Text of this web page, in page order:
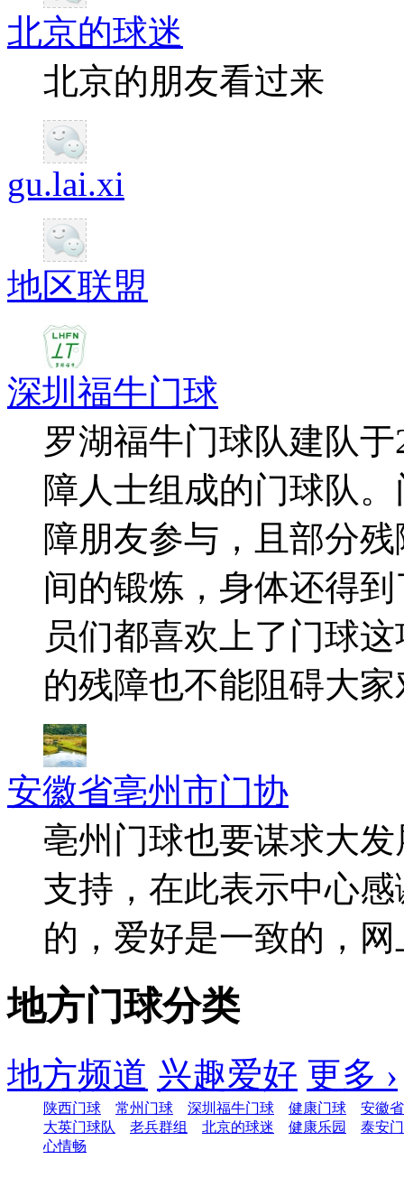
北京的球迷
北京的朋友看过来
gu.lai.xi
地区联盟
深圳福牛门球
罗湖福牛门球队建队
障人士组成的门球队
障朋友参与，且部分
间的锻炼，身体还得
员们都喜欢上了门球
的残障也不能阻碍大
安徽省亳州市门协
亳州门球也要谋求大
支持，在此表示中心
的，爱好是一致的，
地方门球分类
地方频道 兴趣爱好 更多 ›
陕西门球 常州门球 深圳福牛门球 健康门球
安徽
大英门球队
老兵群组 北京的球迷 健康乐园
泰安
心情畅